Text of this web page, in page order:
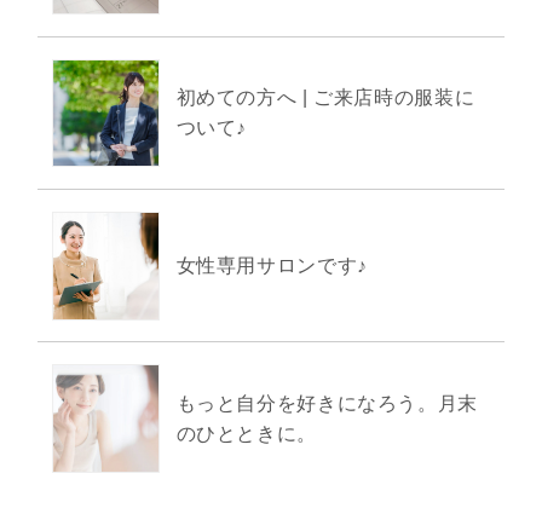
初めての方へ | ご来店時の服装に
ついて♪
女性専用サロンです♪
もっと自分を好きになろう。月末
のひとときに。